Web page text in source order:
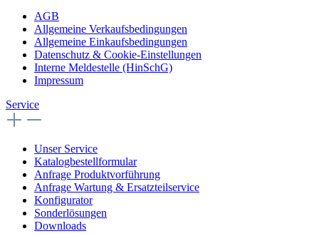
AGB
Allgemeine Verkaufsbedingungen
Allgemeine Einkaufsbedingungen
Datenschutz & Cookie-Einstellungen
Interne Meldestelle (HinSchG)
Impressum
Service
Unser Service
Katalogbestellformular
Anfrage Produktvorführung
Anfrage Wartung & Ersatzteilservice
Konfigurator
Sonderlösungen
Downloads